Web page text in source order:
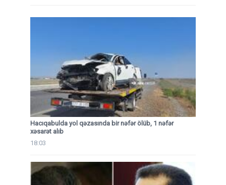
Hacıqabulda yol qəzasında bir nəfər ölüb, 1 nəfər
xəsarət alıb
18:03